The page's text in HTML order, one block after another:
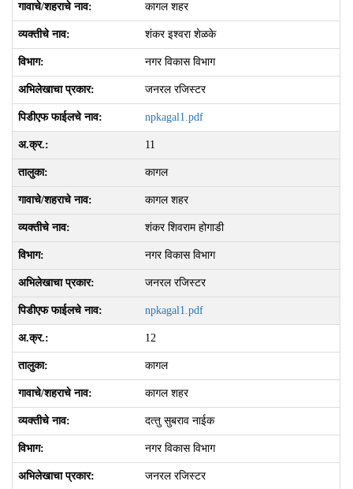
कागल शहर
शंकर इश्‍वरा शेळके
नगर विकास विभाग
जनरल रजिस्टर
npkagal1.pdf
11
कागल
कागल शहर
शंकर शिवराम होगाडी
नगर विकास विभाग
जनरल रजिस्टर
npkagal1.pdf
12
कागल
कागल शहर
दत्‍तु सुबराव नाईक
नगर विकास विभाग
जनरल रजिस्टर